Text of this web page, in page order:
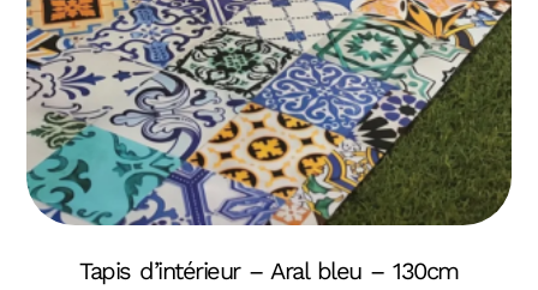
Tapis d’intérieur – Aral bleu – 130cm